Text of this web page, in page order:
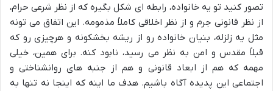
تصور کنید تو یه خانواده، رابطه ای شکل بگیره که از نظر شرعی حرام،
از نظر قانونی جرم و از نظر اخلاقی کاملاً مذمومه. این اتفاق می تونه
مثل یه زلزله، بنیان خانواده رو از ریشه بخشکونه و هرچیزی رو که
قبلاً مقدس و امن به نظر می رسید، نابود کنه. برای همین، خیلی
مهمه که هم از ابعاد قانونی و هم از جنبه های روانشناختی و
اجتماعی این پدیده آگاه باشیم. هدف ما اینه که اینجا نه تنها به